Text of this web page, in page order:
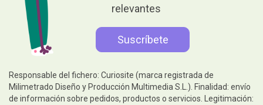
relevantes
Responsable del fichero: Curiosite (marca registrada de
Milimetrado Diseño y Producción Multimedia S.L.). Finalidad: envío
de información sobre pedidos, productos o servicios. Legitimación: